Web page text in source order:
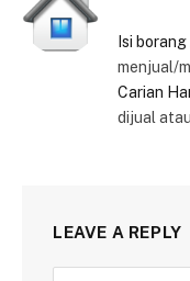
Isi
menjual/
Carian
dijual
LEAVE A REPLY